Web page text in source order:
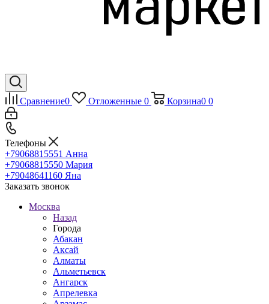
Сравнение0 Отложенные 0 Корзина0 0
Телефоны
+79068815551 Анна
+79068815550 Мария
+79048641160 Яна
Заказать звонок
Москва
Назад
Города
Абакан
Аксай
Алматы
Альметьевск
Ангарск
Апрелевка